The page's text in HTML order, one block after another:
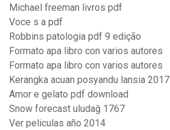
Michael freeman livros pdf
Voce s a pdf
Robbins patologia pdf 9 edição
Formato apa libro con varios autores
Formato apa libro con varios autores
Kerangka acuan posyandu lansia 2017
Amor e gelato pdf download
Snow forecast uludağ 1767
Ver peliculas año 2014